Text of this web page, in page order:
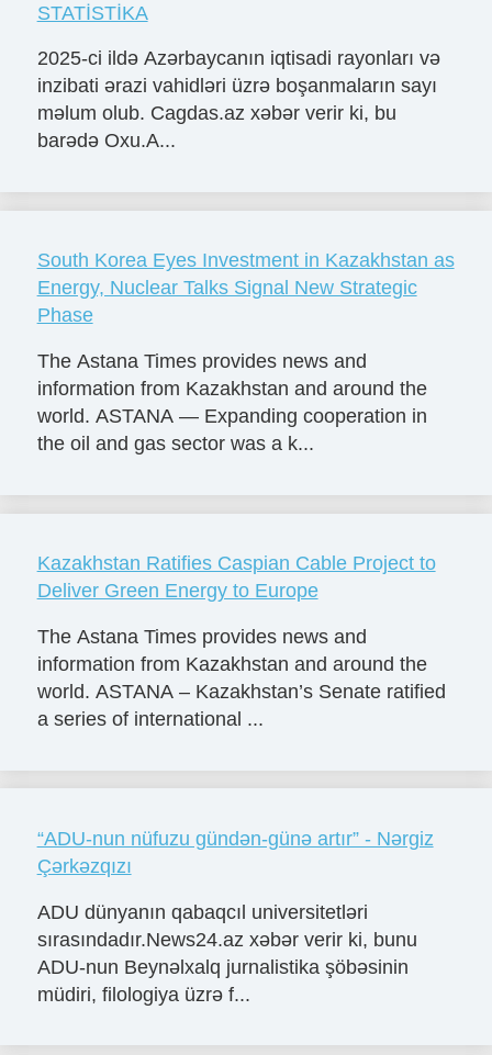
STATİSTİKA
2025-ci ildə Azərbaycanın iqtisadi rayonları və
inzibati ərazi vahidləri üzrə boşanmaların sayı
məlum olub. Cagdas.az xəbər verir ki, bu
barədə Oxu.A...
South Korea Eyes Investment in Kazakhstan as
Energy, Nuclear Talks Signal New Strategic
Phase
The Astana Times provides news and
information from Kazakhstan and around the
world. ASTANA — Expanding cooperation in
the oil and gas sector was a k...
Kazakhstan Ratifies Caspian Cable Project to
Deliver Green Energy to Europe
The Astana Times provides news and
information from Kazakhstan and around the
world. ASTANA – Kazakhstan’s Senate ratified
a series of international ...
“ADU-nun nüfuzu gündən-günə artır” - Nərgiz
Çərkəzqızı
ADU dünyanın qabaqcıl universitetləri
sırasındadır.News24.az xəbər verir ki, bunu
ADU-nun Beynəlxalq jurnalistika şöbəsinin
müdiri, filologiya üzrə f...